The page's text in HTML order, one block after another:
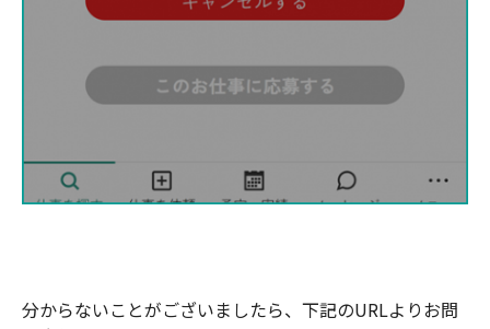
分からないことがございましたら、下記のURLよりお問